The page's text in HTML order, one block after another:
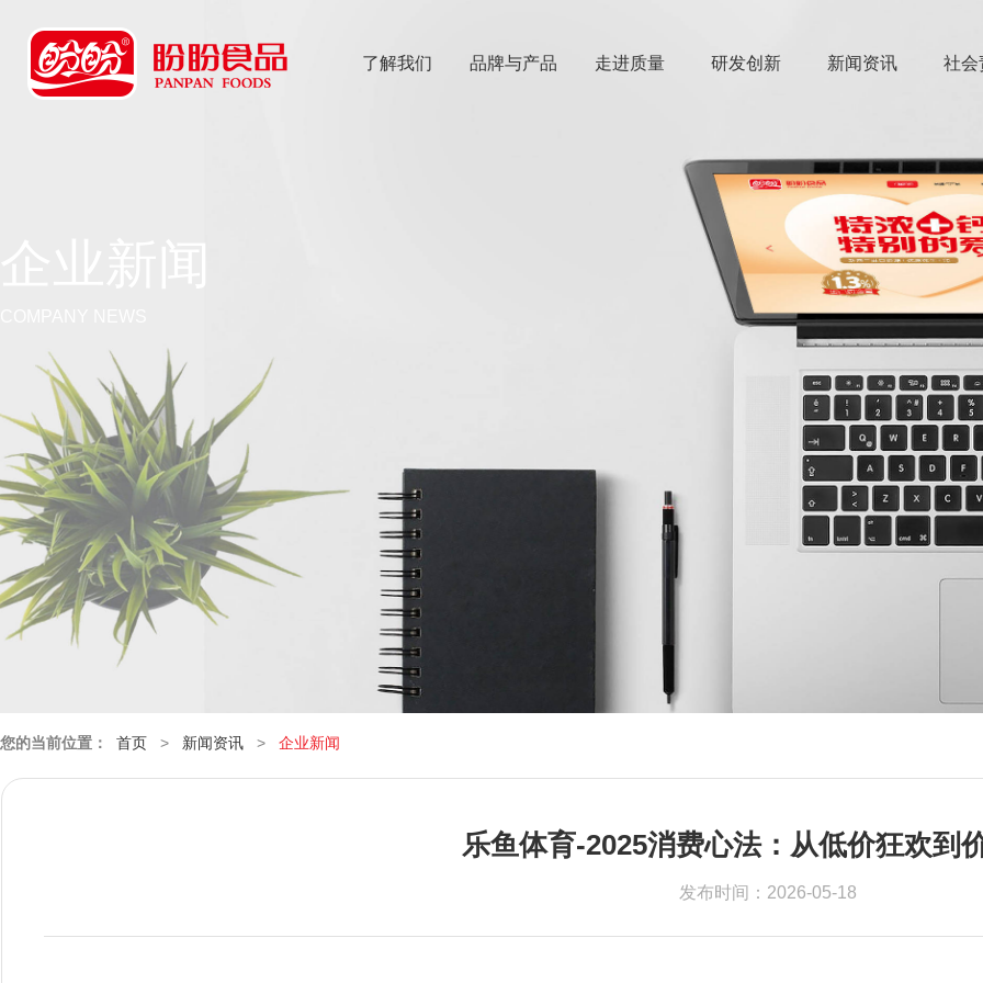
了解我们 品牌与产品 走进质量 研发创新 新闻资讯 社会
您的当前位置： 首页 > 新闻资讯 > 企业新闻
乐鱼体育-2025消费心法：从低价狂欢到
发布时间：2026-05-18